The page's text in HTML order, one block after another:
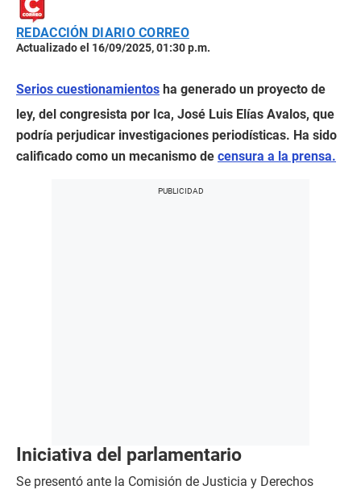
REDACCIÓN DIARIO CORREO
Actualizado el 16/09/2025, 01:30 p.m.
Serios cuestionamientos ha generado un proyecto de
ley, del congresista por Ica, José Luis Elías Avalos, que
podría perjudicar investigaciones periodísticas. Ha sido
calificado como un mecanismo de censura a la prensa.
Iniciativa del parlamentario
Se presentó ante la Comisión de Justicia y Derechos